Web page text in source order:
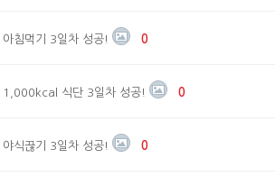
침먹기 3일차 성공! 0
1,000kcal 식단 3일차 성공! 0
식끊기 3일차 성공! 0